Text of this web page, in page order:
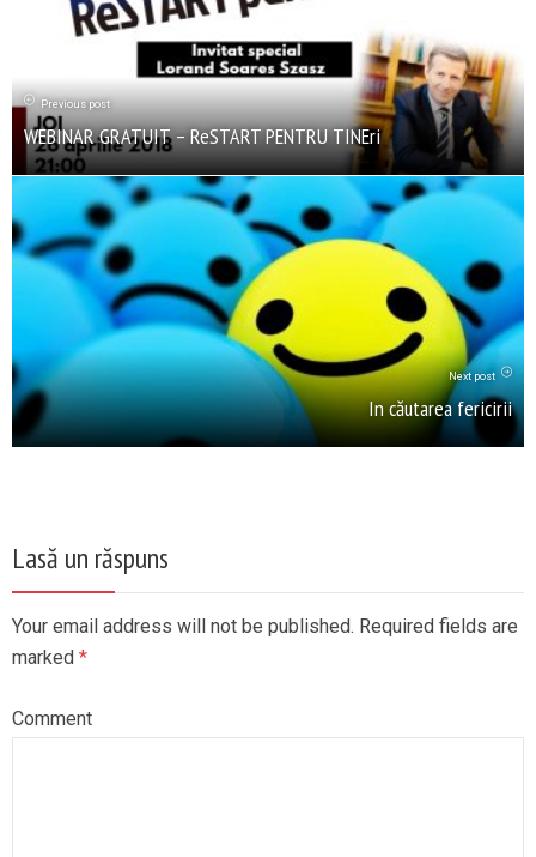
Previous post
WEBINAR GRATUIT – ReSTART PENTRU TINEri
Next post
In căutarea fericirii
Lasă un răspuns
Your email address will not be published. Required fields are
marked *
Comment